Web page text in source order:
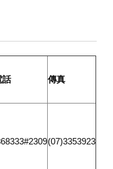
話 傳真
(07)3353923